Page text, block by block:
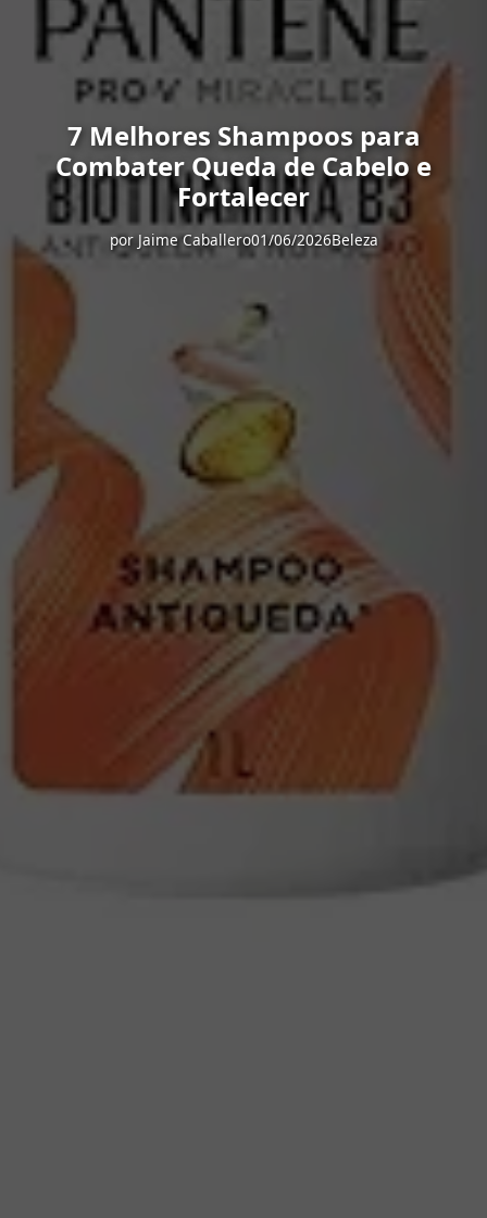
7 Melhores Shampoos para
Combater Queda de Cabelo e
Fortalecer
porJaime Caballero01/06/2026Beleza